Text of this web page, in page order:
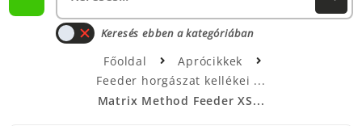
Keresés ebben a kategóriában
Főoldal
Aprócikkek
Feeder horgászat kellékei
Matrix Method Feeder XS...